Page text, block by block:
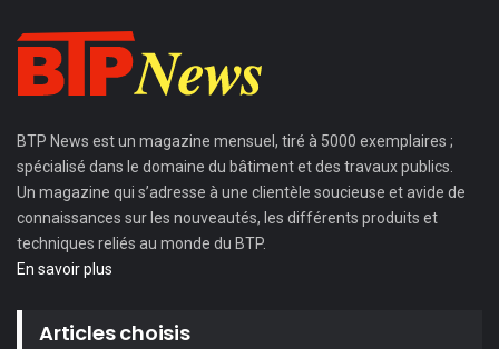
BTP News est un magazine mensuel, tiré à 5000 exemplaires ;
spécialisé dans le domaine du bâtiment et des travaux publics.
Un magazine qui s’adresse à une clientèle soucieuse et avide de
connaissances sur les nouveautés, les différents produits et
techniques reliés au monde du BTP.
En savoir plus
Articles choisis